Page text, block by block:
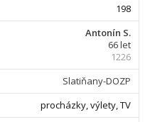
198
Antonín S.
66 let
1226
Slatiňany-DOZP
procházky, výlety, TV